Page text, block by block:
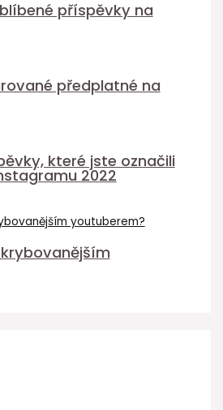
příspěvky na
předplatné na
které jste označili
2022